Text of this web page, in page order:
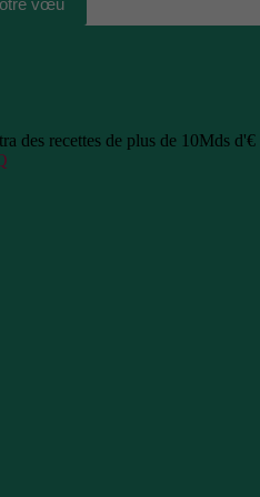
des recettes de plus de 10Mds